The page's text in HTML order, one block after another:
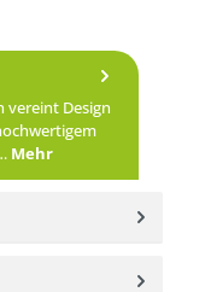
vereint Design
Mehr